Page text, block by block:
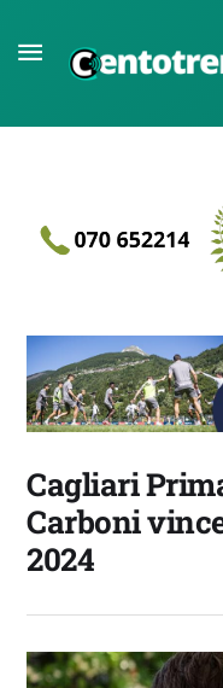
Cagliari
Carboni
2024